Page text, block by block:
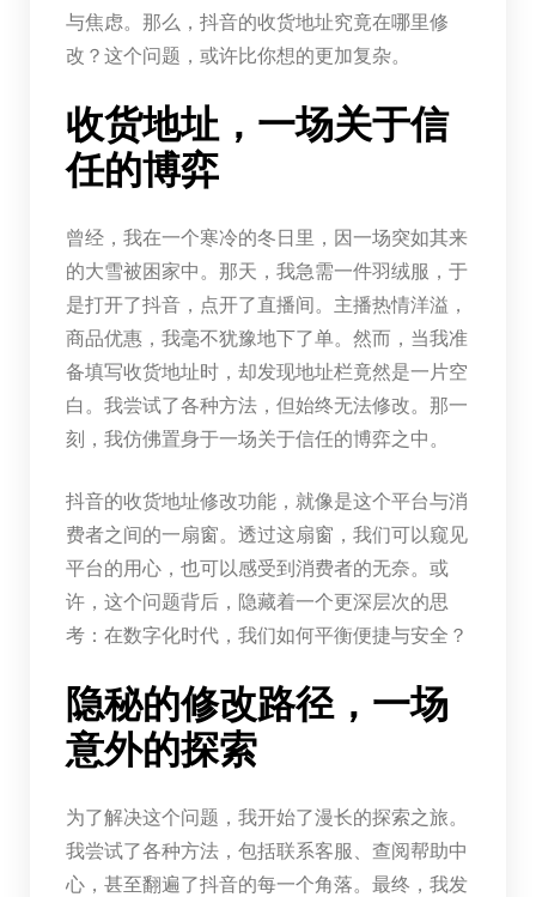
与焦虑。那么，抖音的收货地址究竟在哪里修
改？这个问题，或许比你想的更加复杂。
收货地址，一场关于信
任的博弈
曾经，我在一个寒冷的冬日里，因一场突如其来
的大雪被困家中。那天，我急需一件羽绒服，于
是打开了抖音，点开了直播间。主播热情洋溢，
商品优惠，我毫不犹豫地下了单。然而，当我准
备填写收货地址时，却发现地址栏竟然是一片空
白。我尝试了各种方法，但始终无法修改。那一
刻，我仿佛置身于一场关于信任的博弈之中。
抖音的收货地址修改功能，就像是这个平台与消
费者之间的一扇窗。透过这扇窗，我们可以窥见
平台的用心，也可以感受到消费者的无奈。或
许，这个问题背后，隐藏着一个更深层次的思
考：在数字化时代，我们如何平衡便捷与安全？
隐秘的修改路径，一场
意外的探索
为了解决这个问题，我开始了漫长的探索之旅。
我尝试了各种方法，包括联系客服、查阅帮助中
心，甚至翻遍了抖音的每一个角落。最终，我发